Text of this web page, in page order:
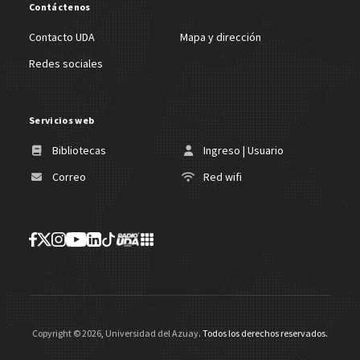
Contáctenos
Contacto UDA
Mapa y dirección
Redes sociales
Servicios web
Bibliotecas
Ingreso | Usuario
Correo
Red wifi
Copyright ©2026, Universidad del Azuay. Todos los derechos reservados.